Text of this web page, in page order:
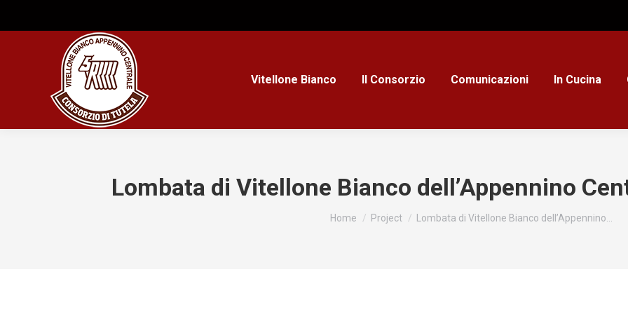
Vitellone Bianco Il Consorzio Comunicazioni In Cucina
Lombata di Vitellone Bianco dell’Appennino
Tu sei qui:
Home Project Lombata di Vitellone Bianco dell’Appennino…